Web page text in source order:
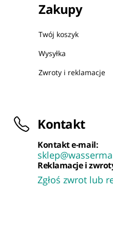
Zakupy
Twój koszyk
Wysyłka
Zwroty i reklamacje
Kontakt
Kontakt e-mail:
Reklamacje i
Zgłoś zwrot lub